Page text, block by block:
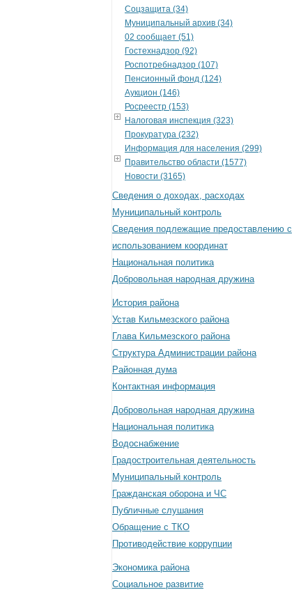
Соцзащита (34)
Муниципальный архив (34)
02 сообщает (51)
Гостехнадзор (92)
Роспотребнадзор (107)
Пенсионный фонд (124)
Аукцион (146)
Росреестр (153)
Налоговая инспекция (323)
Прокуратура (232)
Информация для населения (299)
Правительство области (1577)
Новости (3165)
Сведения о доходах, расходах
Муниципальный контроль
Сведения подлежащие предоставлению с
использованием координат
Национальная политика
Добровольная народная дружина
История района
Устав Кильмезского района
Глава Кильмезского района
Структура Администрации района
Районная дума
Контактная информация
Добровольная народная дружина
Национальная политика
Водоснабжение
Градостроительная деятельность
Муниципальный контроль
Гражданская оборона и ЧС
Публичные слушания
Обращение с ТКО
Противодействие коррупции
Экономика района
Социальное развитие